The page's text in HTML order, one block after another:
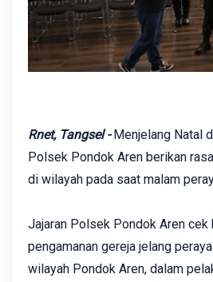
Rnet, Tangsel - Menjelang Natal
Polsek Pondok Aren berikan
di wilayah pada saat malam
Jajaran Polsek Pondok Aren cek
pengamanan gereja jelang
wilayah Pondok Aren, dalam